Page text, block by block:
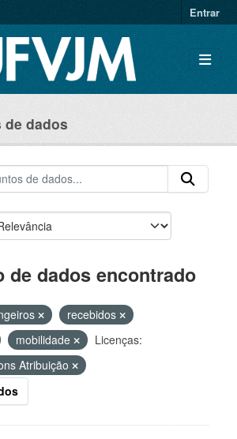
Entrar
dados
de dados encontrado
recebidos
mobilidade
Licenças:
Atribuição